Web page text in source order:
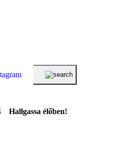
Hallgassa élőben!